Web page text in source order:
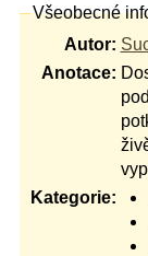
Všeobecné
Autor:
Anotace:
Kategorie: